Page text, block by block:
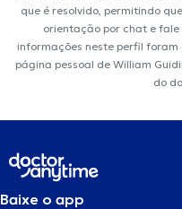
que é resolvido, permitindo
orientação por chat e fale
informações neste perfil
página pessoal de William
do
Baixe o app